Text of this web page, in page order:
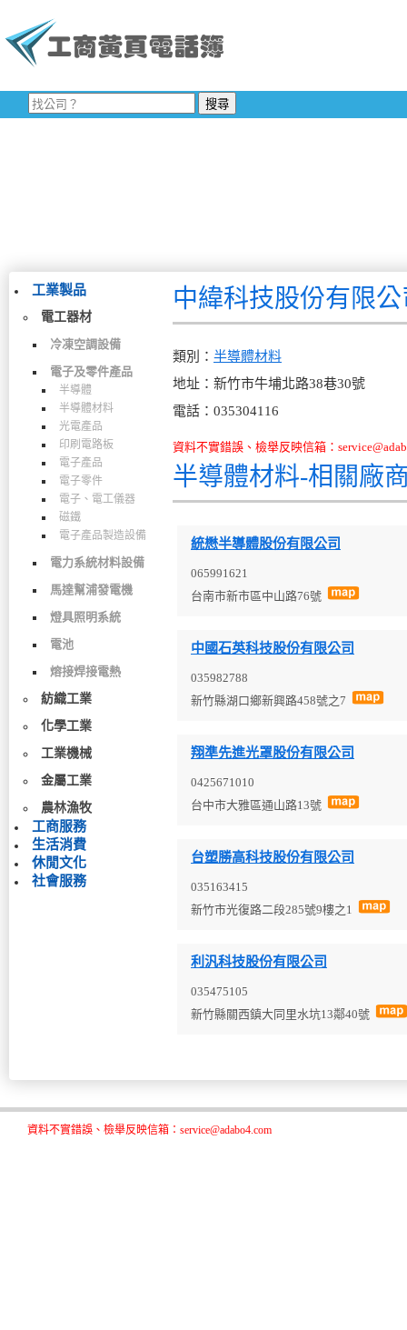
工業製品
電工器材
冷凍空調設備
電子及零件產品
半導體
半導體材料
光電產品
印刷電路板
電子產品
電子零件
電子、電工儀器
磁鐵
電子產品製造設備
電力系統材料設備
馬達幫浦發電機
燈具照明系統
電池
熔接焊接電熱
紡織工業
化學工業
工業機械
金屬工業
農林漁牧
工商服務
生活消費
休閒文化
社會服務
中緯科技股份有限
類別： 半導體材料
地址：新竹市牛埔北路38巷30號
電話：035304116
資料不實錯誤、檢舉反映信箱：
半導體材料-相關廠
統懋半導體股份有限公司
065991621
台南市新市區中山路76號
中國石英科技股份有限公司
035982788
新竹縣湖口鄉新興路458號之7
翔準先進光罩股份有限公司
0425671010
台中市大雅區通山路13號
台塑勝高科技股份有限公司
035163415
新竹市光復路二段285號9樓之1
利汎科技股份有限公司
035475105
新竹縣關西鎮大同里水坑13鄰40號
資料不實錯誤、檢舉反映信箱：service@adabo4.com